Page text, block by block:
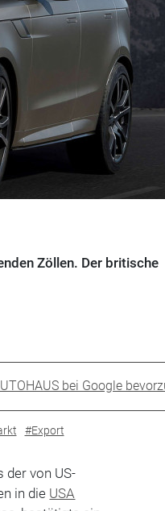
Zöllen. Der britische
bei Google
#Export
der von US-
in die USA